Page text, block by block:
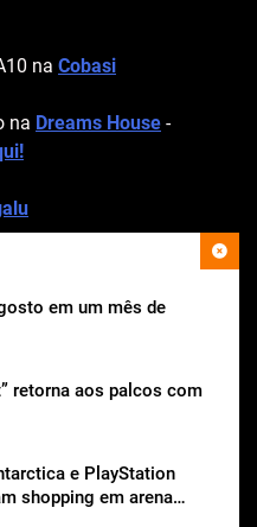
em um mês de
retorna aos palcos com
e PlayStation
shopping em arena
na Cobasi
na Dreams House -